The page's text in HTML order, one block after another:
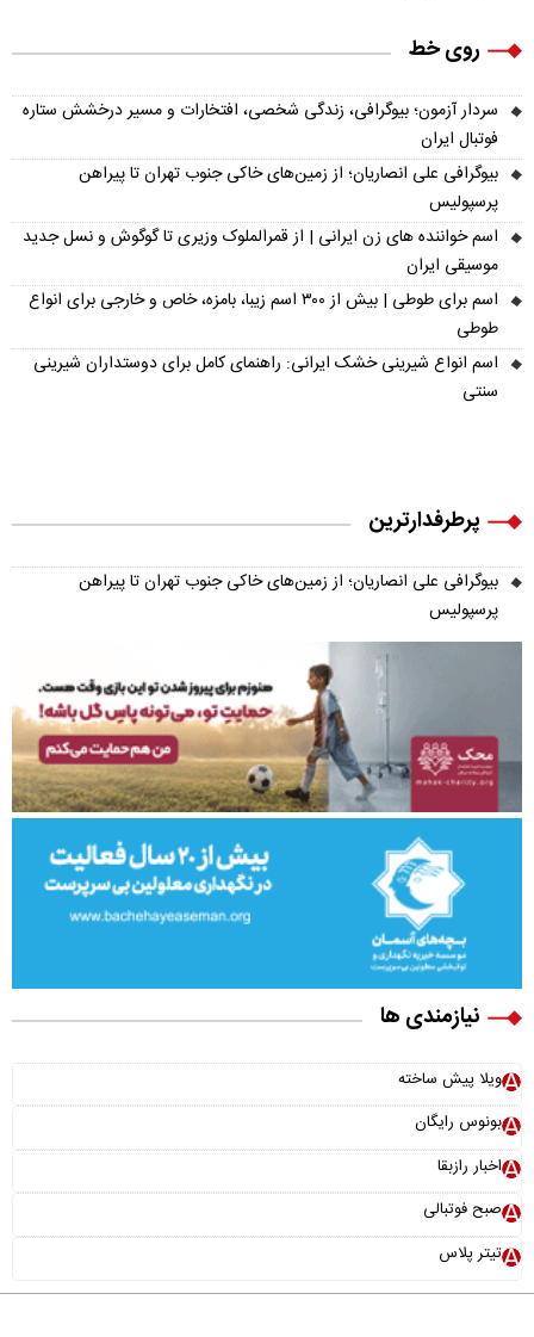
روی خط
سردار آزمون؛ بیوگرافی، زندگی شخصی، افتخارات و مسیر درخشش ستاره
فوتبال ایران
بیوگرافی علی انصاریان؛ از زمین‌های خاکی جنوب تهران تا پیراهن
پرسپولیس
اسم خواننده های زن ایرانی | از قمرالملوک وزیری تا گوگوش و نسل جدید
موسیقی ایران
اسم برای طوطی | بیش از ۳۰۰ اسم زیبا، بامزه، خاص و خارجی برای انواع
طوطی
اسم انواع شیرینی خشک ایرانی: راهنمای کامل برای دوستداران شیرینی
سنتی
پرطرفدارترین
بیوگرافی علی انصاریان؛ از زمین‌های خاکی جنوب تهران تا پیراهن
پرسپولیس
نیازمندی ها
ویلا پیش ساخته
بونوس رایگان
اخبار رازبقا
صبح فوتبالی
تیتر پلاس